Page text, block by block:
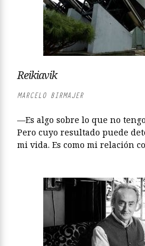
Reikiavik
MARCELO BIRMAJER
—Es algo sobre lo que no
Pero cuyo resultado puede
mi vida. Es como mi relación